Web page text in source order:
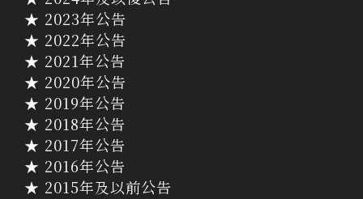
★ 2023年公告
★ 2022年公告
★ 2021年公告
★ 2020年公告
★ 2019年公告
★ 2018年公告
★ 2017年公告
★ 2016年公告
★ 2015年及以前公告